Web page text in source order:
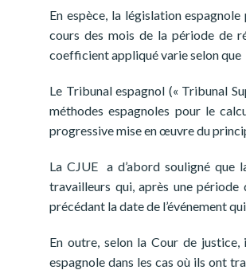
En espèce, la législation
cours des mois de la période de
coefficient appliqué varie selon
Le Tribunal espagnol (« Tribunal
méthodes espagnoles pour le
progressive mise en œuvre du
La CJUE a d’abord souligné que
travailleurs qui, après une
précédant la date de l’événement
En outre, selon la Cour de
espagnole dans les cas où ils ont